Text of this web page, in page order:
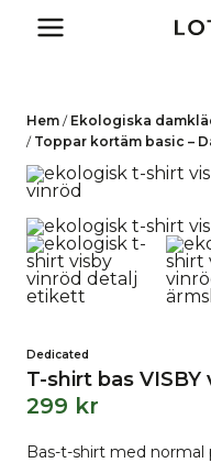
Hem / Ekologiska
/ Toppar kortäm basic –
Dedicated
T-shirt bas VISBY
299 kr
Bas-t-shirt med normal